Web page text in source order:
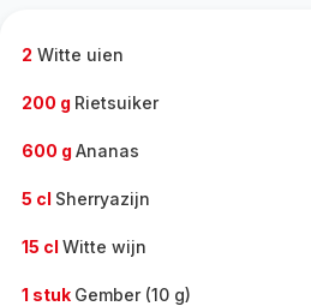
2 Witte uien
200 g Rietsuiker
600 g Ananas
5 cl Sherryazijn
15 cl Witte wijn
1 stuk Gember (10 g)